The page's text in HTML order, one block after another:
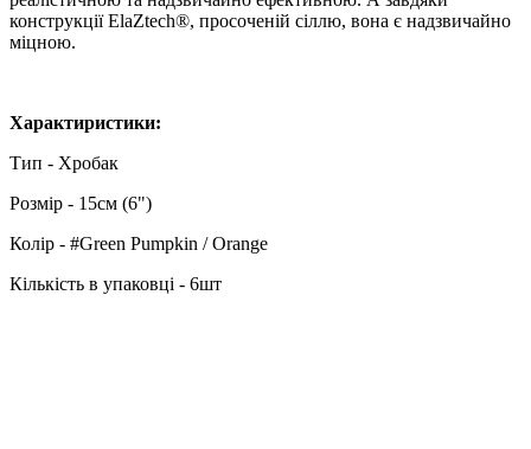
конструкції ElaZtech®, просоченій сіллю, вона є надзвичайно
міцною.
Характиристики:
Тип - Хробак
Розмір - 15см (6")
Колір - #Green Pumpkin / Orange
Кількість в упаковці - 6шт